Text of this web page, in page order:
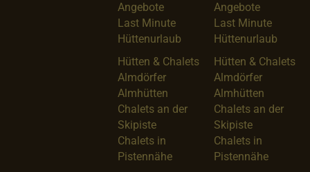
Angebote
Last Minute
Hüttenurlaub
Hütten & Chalets
Almdörfer
Almhütten
Chalets an der
Skipiste
Chalets in
Pistennähe
Angebote
Last Minute
Hüttenurlaub
Hütten & Chalets
Almdörfer
Almhütten
Chalets an der
Skipiste
Chalets in
Pistennähe